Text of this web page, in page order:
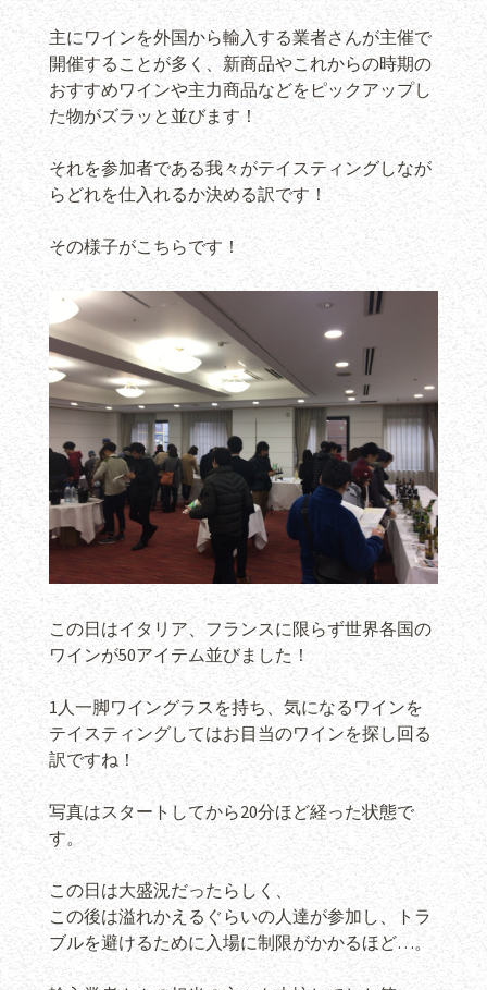
主にワインを外国から輸入する業者さんが主催で
開催することが多く、新商品やこれからの時期の
おすすめワインや主力商品などをピックアップし
た物がズラッと並びます！
それを参加者である我々がテイスティングしなが
らどれを仕入れるか決める訳です！
その様子がこちらです！
この日はイタリア、フランスに限らず世界各国の
ワインが50アイテム並びました！
1人一脚ワイングラスを持ち、気になるワインを
テイスティングしてはお目当のワインを探し回る
訳ですね！
写真はスタートしてから20分ほど経った状態で
す。
この日は大盛況だったらしく、
この後は溢れかえるぐらいの人達が参加し、トラ
ブルを避けるために入場に制限がかかるほど…。